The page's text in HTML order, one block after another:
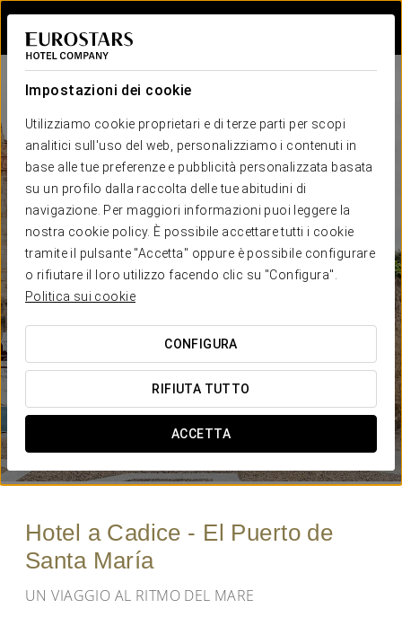
Impostazioni dei cookie
Utilizziamo cookie proprietari e di terze parti per scopi
analitici sull'uso del web, personalizziamo i contenuti in
base alle tue preferenze e pubblicità personalizzata basata
su un profilo dalla raccolta delle tue abitudini di
navigazione. Per maggiori informazioni puoi leggere la
nostra cookie policy. È possibile accettare tutti i cookie
tramite il pulsante "Accetta" oppure è possibile configurare
o rifiutare il loro utilizzo facendo clic su "Configura".
Politica sui cookie
CONFIGURA
RIFIUTA TUTTO
ACCETTA
Hotel a Cadice - El Puerto de
Santa María
UN VIAGGIO AL RITMO DEL MARE